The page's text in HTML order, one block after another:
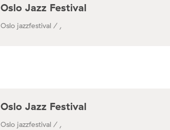
Oslo Jazz Festival
Oslo jazzfestival / ,
Oslo Jazz Festival
Oslo jazzfestival / ,